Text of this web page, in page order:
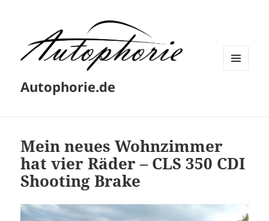
Autophorie.de
Mein neues Wohnzimmer
hat vier Räder – CLS 350 CDI
Shooting Brake